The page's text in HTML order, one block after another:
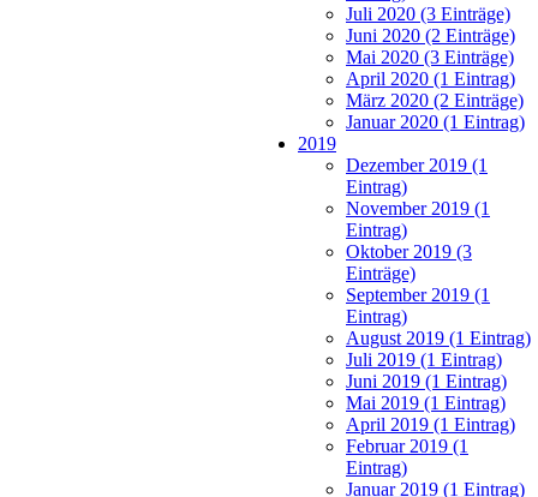
Juli 2020 (3 Einträge)
Juni 2020 (2 Einträge)
Mai 2020 (3 Einträge)
April 2020 (1 Eintrag)
März 2020 (2 Einträge)
Januar 2020 (1 Eintrag)
2019
Dezember 2019 (1
Eintrag)
November 2019 (1
Eintrag)
Oktober 2019 (3
Einträge)
September 2019 (1
Eintrag)
August 2019 (1 Eintrag)
Juli 2019 (1 Eintrag)
Juni 2019 (1 Eintrag)
Mai 2019 (1 Eintrag)
April 2019 (1 Eintrag)
Februar 2019 (1
Eintrag)
Januar 2019 (1 Eintrag)